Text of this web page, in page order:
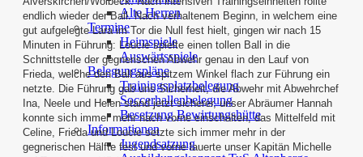
Alte Herren
Termine
Heimspiele
Auswärtsspiele
Belegungspläne
Trainingsplatzbelegung
Soccerhallenbelegung
Besetzung Bewirtungshütte
Informationen
Jugendsatzung
endlich wieder der Ball. Nach verhaltenem Beginn, in welchem eine
gut aufgelegte Lara im Tor die Null fest hielt, gingen wir nach 15
Minuten in Führung: Loucie spielte einen tollen Ball in die
Schnittstelle der gegnerischen Abwehr genau in den Lauf von
Frieda, welche den Ball aus spitzem Winkel flach zur Führung ein
netzte. Die Führung gab uns Sicherheit, die Abwehr mit Abwehrchef
Ina, Neele und Helen stand jetzt sicherer, unser Abräumer Hannah
konnte sich immer mehr nachvorne einschalten, das Mittelfeld mit
Celine, Frieda und Loucie setzte sich immer mehr in der
gegnerischen Hälfte fest und vorne lauerte unser Kapitän Michelle